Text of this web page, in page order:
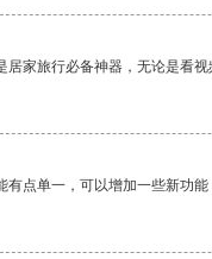
居家旅行必备神器，无论是看
点单一，可以增加一些新功能